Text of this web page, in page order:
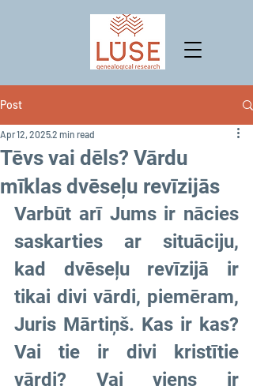
Post
Tēvs vai dēls? Vārdu
mīklas dvēseļu revīzijās
Apr 12, 20252 min read
Varbūt arī Jums ir nācies
saskarties ar situāciju,
kad dvēseļu revīzijā ir
tikai divi vārdi, piemēram,
Juris Mārtiņš. Kas ir kas?
Vai tie ir divi kristītie
vārdi? Vai viens ir